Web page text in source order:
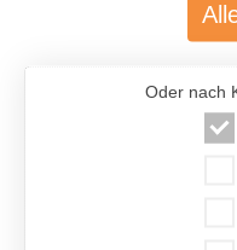
Über
Oder nach